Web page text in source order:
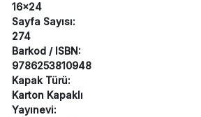
16x24
Sayfa Sayısı:
274
Barkod / ISBN:
9786253810948
Kapak Türü:
Karton Kapaklı
Yayınevi: